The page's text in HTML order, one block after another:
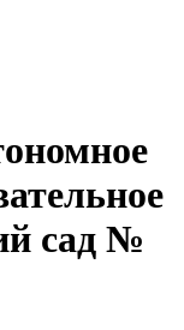
сад №